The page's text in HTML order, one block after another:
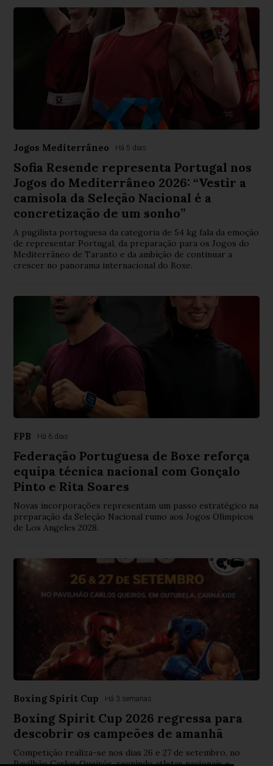
Jogos Mediterrâneo Há 5 dias
Sofia Resende representa Portugal nos
Jogos do Mediterrâneo 2026: “Vestir a
camisola da Seleção Nacional é a
concretização de um sonho”
A pugilista portuguesa da categoria de 54 kg fala da emoção
de representar Portugal, da preparação para os Jogos do
Mediterrâneo de Taranto e da ambição de continuar a
crescer no panorama internacional do Boxe.
FPB Há 6 dias
Federação Portuguesa de Boxe reforça
equipa técnica nacional com Gonçalo
Pinto e Rita Soares
Novas incorporações representam um passo estratégico na
preparação da Seleção Nacional rumo aos Jogos Olímpicos
de Los Angeles 2028.
Boxing Spirit Cup Há 3 semanas
Boxing Spirit Cup 2026 regressa para
descobrir os campeões de amanhã
Competição realiza-se nos dias 26 e 27 de setembro, no
Pavilhão Carlos Queirós, reunindo atletas nacionais e